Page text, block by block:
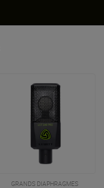
GRANDS DIAPHRAGMES